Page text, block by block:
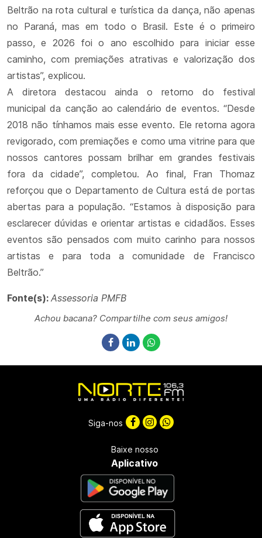
Beltrão na rota cultural e turística da dança, não apenas
no Paraná, mas em todo o Brasil. Este é o primeiro
passo, e 2026 foi o ano escolhido para iniciar esse
caminho, com premiações atrativas e valorização dos
artistas”, explicou.
A diretora destacou ainda o retorno do festival
municipal da canção ao calendário de eventos. “Desde
2018 não tínhamos mais esse evento. Ele retorna agora
revigorado, com premiações e como uma vitrine para que
nossos cantores possam brilhar em grandes festivais
fora da cidade”, completou. Ao final, Fran Thomaz
reforçou que o Departamento de Cultura está de portas
abertas para a população. “Estamos à disposição para
esclarecer dúvidas e orientar artistas e cidadãos. Esses
eventos são pensados com muito carinho para nossos
artistas e para toda a comunidade de Francisco
Beltrão.”
Fonte(s): Assessoria PMFB
Achou bacana? Compartilhe com seus amigos!
Siga-nos
Baixe nosso
Aplicativo